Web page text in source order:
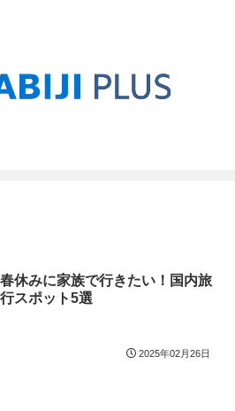
春休みに家族で行きたい！国内旅
行スポット5選
2025年02月26日